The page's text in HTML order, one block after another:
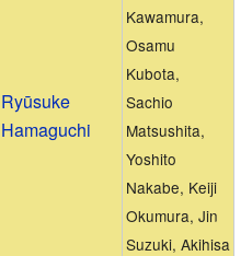
Ryūsuke
Hamaguchi
Kawamura,
Osamu
Kubota,
Sachio
Matsushita,
Yoshito
Nakabe, Keiji
Okumura, Jin
Suzuki, Akihisa